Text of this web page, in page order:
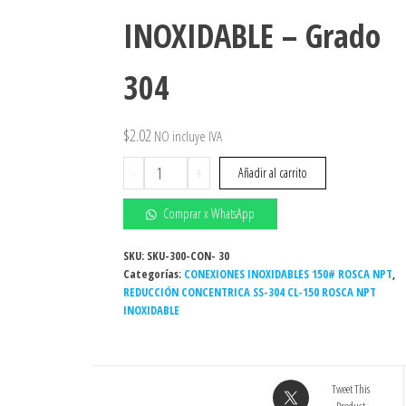
INOXIDABLE – Grado
304
$2.02 NO incluye IVA
-
Reducción
roscada
1"
x
3/8"
150#
NPT
INOXIDABLE
+ Añadir al carrito
Comprar x WhatsApp
SKU: SKU-300-CON- 30
Categorías: CONEXIONES INOXIDABLES 150# ROSCA NPT,
REDUCCIÓN CONCENTRICA SS-304 CL-150 ROSCA NPT
INOXIDABLE
Tweet This